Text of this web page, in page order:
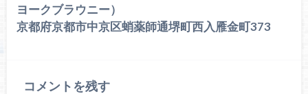
ヨークブラウニー）
京都府京都市中京区蛸薬師通堺町西入雁金町373
コメントを残す